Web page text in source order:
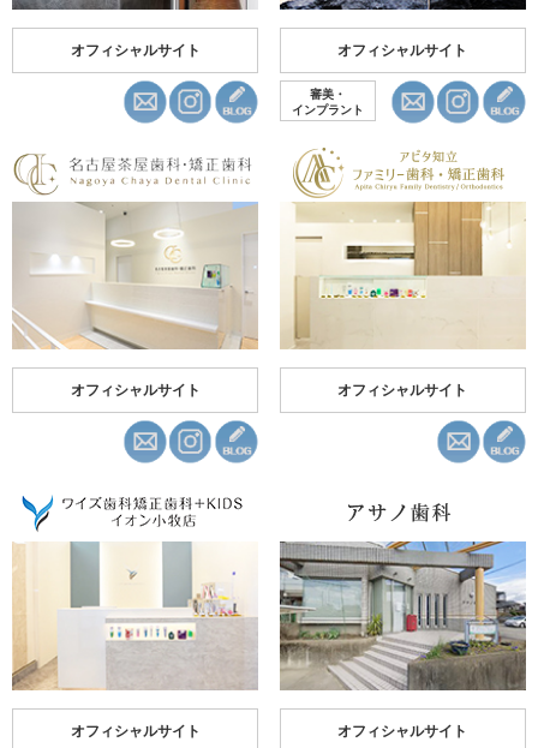
オフィシャルサイト オフィシャルサイト
審美・
インプラント
オフィシャルサイト オフィシャルサイト
オフィシャルサイト オフィシャルサイト